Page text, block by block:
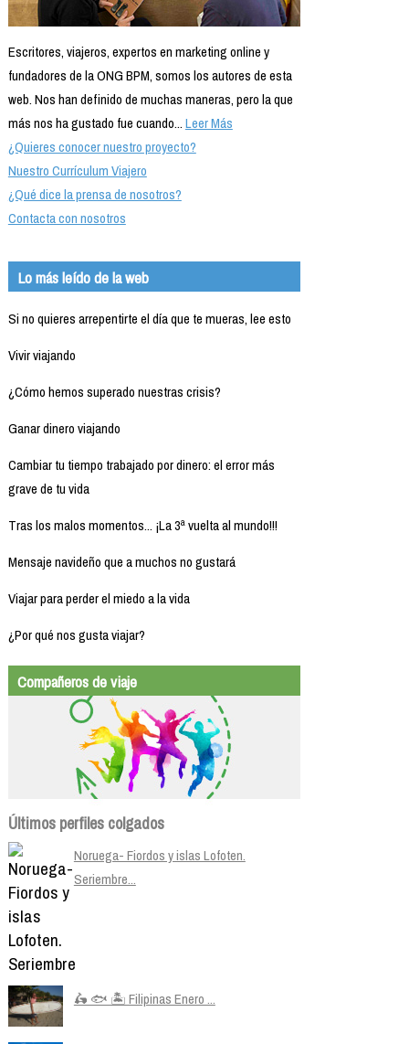
Escritores, viajeros, expertos en marketing online y
fundadores de la ONG BPM, somos los autores de esta
web. Nos han definido de muchas maneras, pero la que
más nos ha gustado fue cuando...Leer Más
¿Quieres conocer nuestro proyecto?
Nuestro Currículum Viajero
¿Qué dice la prensa de nosotros?
Contacta con nosotros
Lo más leído de la web
Si no quieres arrepentirte el día que te mueras, lee esto
Vivir viajando
¿Cómo hemos superado nuestras crisis?
Ganar dinero viajando
Cambiar tu tiempo trabajado por dinero: el error más
grave de tu vida
Tras los malos momentos... ¡La 3ª vuelta al mundo!!!
Mensaje navideño que a muchos no gustará
Viajar para perder el miedo a la vida
¿Por qué nos gusta viajar?
Compañeros de viaje
Últimos perfiles colgados
Noruega- Fiordos y islas Lofoten.
Seriembre...
🛵 🐟 🏝️ Filipinas Enero ...